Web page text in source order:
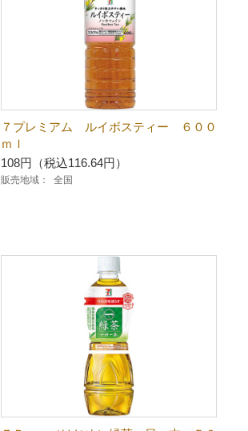
７プレミアム ルイボスティー ６００
ｍｌ
108円（税込116.64円）
販売地域： 全国